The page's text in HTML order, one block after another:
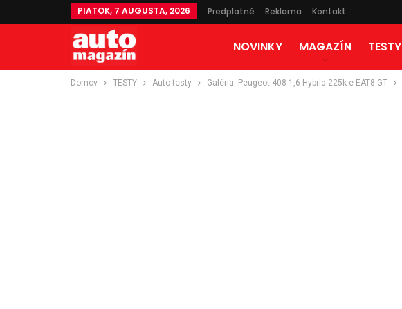
PIATOK, 7 AUGUSTA, 2026 Predplatné Reklama Kontakt
NOVINKY MAGAZÍN TESTY
Domov TESTY Auto testy Galéria: Peugeot 408 1,6 Hybrid 225k e-EAT8 GT